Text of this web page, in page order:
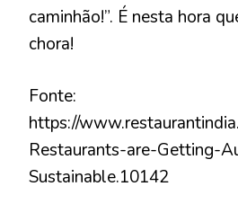
caminhão!”. É nesta hora
chora!
Fonte:
https://
Restaurants-are-Getting-
Sustainable.10142